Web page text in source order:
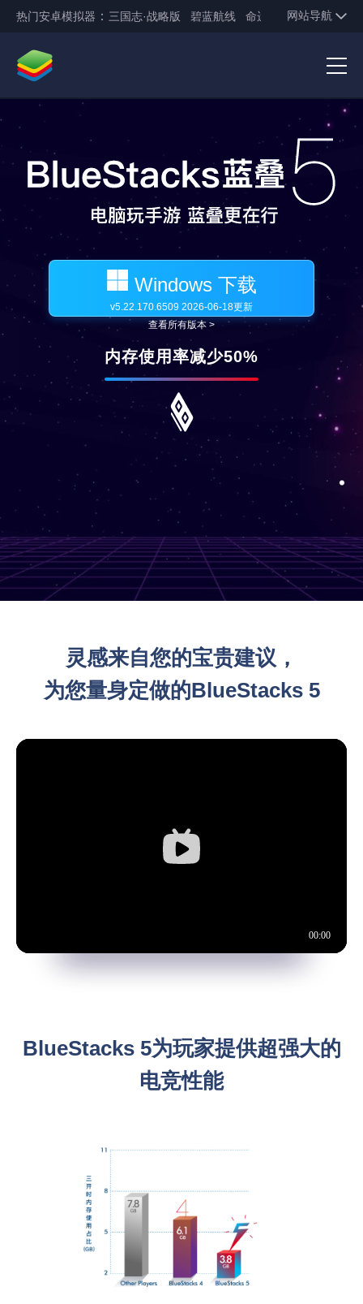
热门安卓模拟器 ： 三国志·战略版 碧蓝航线 命运-冠位指定 公主
网站导航
蓝叠新闻 常见问题
热门游戏电脑版
梦幻西游电脑版
王者荣耀电脑版
诛仙电脑版
新神魔大陆电脑版
第五人格电脑版
最新游戏电脑版
三国志2017电脑版
完美世界电脑版
元气众生录电脑版
权力的游戏电脑版
明日之后电脑版
应用中心
特性介绍
自定义设置 射击模式
多开
多开同步器 脚本
高FPS 高清晰度图形
历史更新
关于蓝叠 联系我们
常见问题
Windows 下载
v5.22.170.6509 2026-06-18更新
查看所有版本 >
受到全球超5亿游戏玩家的信赖
内存使用率减少50%
启动速度提升50%
完备的游戏中心-超过2百万款游戏
受到全球超5亿游戏玩家的信赖
灵感来自您的宝贵建议，
为您量身定做的BlueStacks 5
视频加载中
BlueStacks 5为玩家提供超强大的
电竞性能